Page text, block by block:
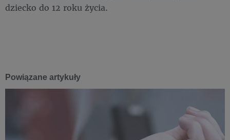
dziecko do 12 roku życia.
Powiązane artykuły